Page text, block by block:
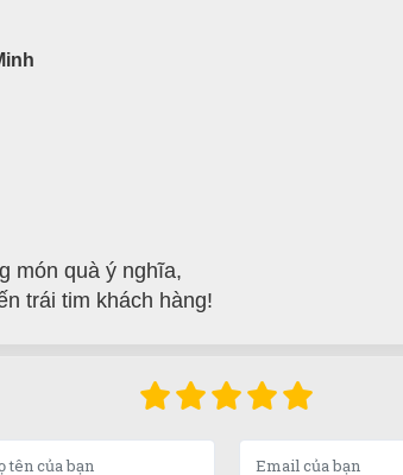
món quà ý nghĩa,
trái tim khách hàng!